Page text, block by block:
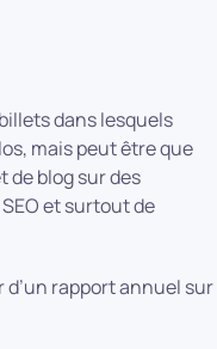
dans lesquels
mais peut être que
de blog sur des
et surtout de
d’un rapport annuel sur